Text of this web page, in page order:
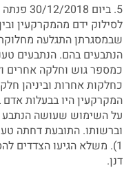
5. ביום
לסילוק ידם מהמקרקעין
שבמסגרתן התגלעה מחלוקת
הנתבעים בהם. הנתבעים
כמספר גוש וחלקה אחרים
המקרקעין היו בבעלות
וברשותו. התובעת דחתה
1). משלא הגיעו הצדדים
דנן.